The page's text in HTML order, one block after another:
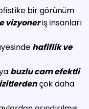
bir görünüm
vizyoneriş insanları
hafiflik ve
buzlu cam efektli
çok daha